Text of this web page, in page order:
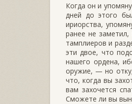
Когда он и
дней до этого
ириорства,
ранее не
тамплиеров и
эти двое, что
нашего ордена,
оружие, — но
что, когда вы
вам захочется
Сможете ли вы